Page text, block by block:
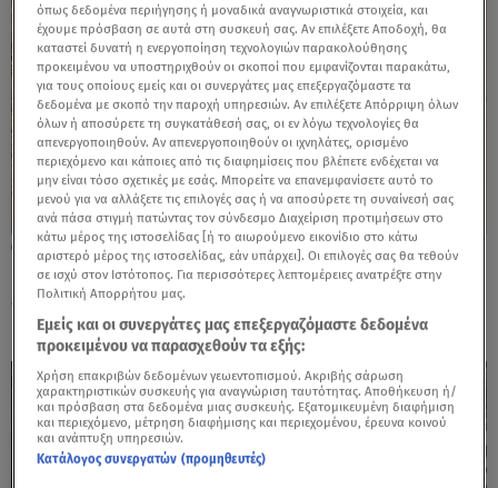
07.08.26, 13:33
Καινούργιου:Πένθος για συνεργάτιδά της
«Θα μου λείπεις πάντα και για πάντα»
όπως δεδομένα περιήγησης ή μοναδικά αναγνωριστικά στοιχεία, και
έχουμε πρόσβαση σε αυτά στη συσκευή σας. Αν επιλέξετε Αποδοχή, θα
καταστεί δυνατή η ενεργοποίηση τεχνολογιών παρακολούθησης
προκειμένου να υποστηριχθούν οι σκοποί που εμφανίζονται παρακάτω,
για τους οποίους εμείς και οι συνεργάτες μας επεξεργαζόμαστε τα
δεδομένα με σκοπό την παροχή υπηρεσιών. Αν επιλέξετε Απόρριψη όλων
όλων ή αποσύρετε τη συγκατάθεσή σας, οι εν λόγω τεχνολογίες θα
απενεργοποιηθούν. Αν απενεργοποιηθούν οι ιχνηλάτες, ορισμένο
περιεχόμενο και κάποιες από τις διαφημίσεις που βλέπετε ενδέχεται να
μην είναι τόσο σχετικές με εσάς. Μπορείτε να επανεμφανίσετε αυτό το
μενού για να αλλάξετε τις επιλογές σας ή να αποσύρετε τη συναίνεσή σας
ανά πάσα στιγμή πατώντας τον σύνδεσμο Διαχείριση προτιμήσεων στο
κάτω μέρος της ιστοσελίδας [ή το αιωρούμενο εικονίδιο στο κάτω
αριστερό μέρος της ιστοσελίδας, εάν υπάρχει]. Οι επιλογές σας θα τεθούν
σε ισχύ στον Ιστότοπος. Για περισσότερες λεπτομέρειες ανατρέξτε στην
Πολιτική Απορρήτου μας.
Εμείς και οι συνεργάτες μας επεξεργαζόμαστε δεδομένα
προκειμένου να παρασχεθούν τα εξής:
Χρήση επακριβών δεδομένων γεωεντοπισμού. Ακριβής σάρωση
χαρακτηριστικών συσκευής για αναγνώριση ταυτότητας. Αποθήκευση ή/
και πρόσβαση στα δεδομένα μιας συσκευής. Εξατομικευμένη διαφήμιση
και περιεχόμενο, μέτρηση διαφήμισης και περιεχομένου, έρευνα κοινού
και ανάπτυξη υπηρεσιών.
Κατάλογος συνεργατών (προμηθευτές)